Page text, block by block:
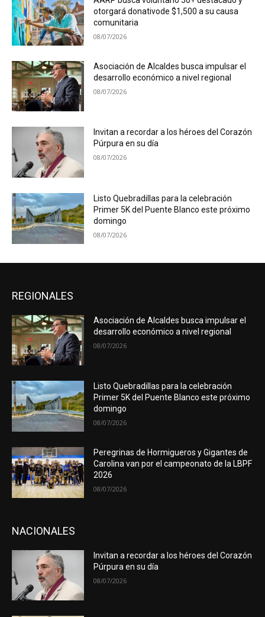
otorgará donativode $1,500 a su causa
comunitaria
08/07/2026
Asociación de Alcaldes busca impulsar el
desarrollo económico a nivel regional
08/07/2026
Invitan a recordar a los héroes del Corazón
Púrpura en su día
08/07/2026
Listo Quebradillas para la celebración
Primer 5K del Puente Blanco este próximo
domingo
08/07/2026
REGIONALES
Asociación de Alcaldes busca impulsar el
desarrollo económico a nivel regional
08/07/2026
Listo Quebradillas para la celebración
Primer 5K del Puente Blanco este próximo
domingo
08/07/2026
Peregrinas de Hormigueros y Gigantes de
Carolina van por el campeonato de la LBPF
2026
08/07/2026
NACIONALES
Invitan a recordar a los héroes del Corazón
Púrpura en su día
08/07/2026